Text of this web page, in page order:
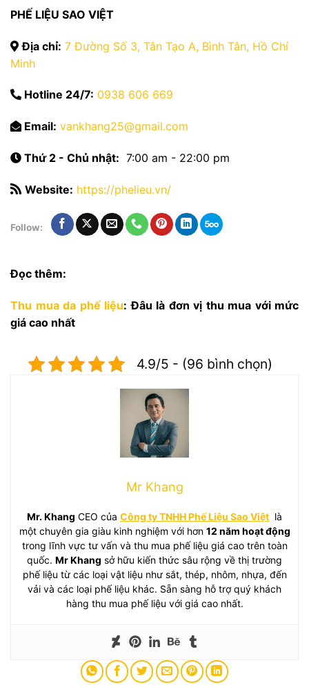
PHẾ LIỆU SAO VIỆT
Địa chỉ: 7 Đường Số 3, Tân Tạo A, Bình Tân, Hồ Chí
Minh
Hotline 24/7: 0938 606 669
Email: vankhang25@gmail.com
Thứ 2 - Chủ nhật: 7:00 am - 22:00 pm
Website: https://phelieu.vn/
Follow:
Đọc thêm:
Thu mua da phế liệu: Đâu là đơn vị thu mua với mức
giá cao nhất
4.9/5 - (96 bình chọn)
Mr Khang
Mr. Khang CEO của Công ty TNHH Phế Liệu Sao Việt là
một chuyên gia giàu kinh nghiệm với hơn 12 năm hoạt động
trong lĩnh vực tư vấn và thu mua phế liệu giá cao trên toàn
quốc. Mr Khang sở hữu kiến thức sâu rộng về thị trường
phế liệu từ các loại vật liệu như sắt, thép, nhôm, nhựa, đến
vải và các loại phế liệu khác. Sẵn sàng hỗ trợ quý khách
hàng thu mua phế liệu với giá cao nhất.